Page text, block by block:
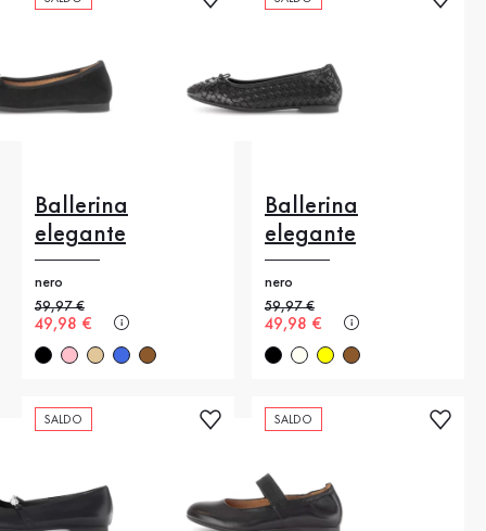
Ballerina
elegante
nero
Prezzo precedente
59,97 €
Nuovo prezzo
49,98 €
Ballerina
elegante
nero
Prezzo precedente
59,97 €
Nuovo prezzo
49,98 €
SALDO SALDO